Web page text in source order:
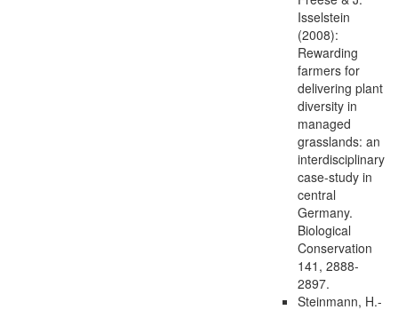
Isselstein
(2008):
Rewarding
farmers for
delivering plant
diversity in
managed
grasslands: an
interdisciplinary
case-study in
central
Germany.
Biological
Conservation
141, 2888-
2897.
Steinmann, H.-